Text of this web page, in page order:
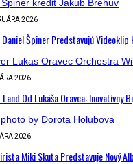
2026
Daniel Špiner Predstavujú Videoklip
2026
Land Od Lukáša Oravca: Inovatívny
2026
Miki Skuta Predstavuje Nový